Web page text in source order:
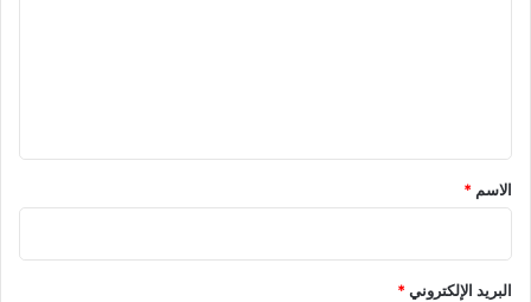
*
الاسم *
البريد الإلكتروني*